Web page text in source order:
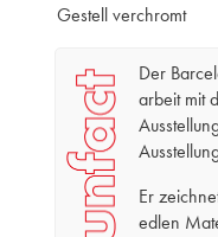
Gestell verchromt
Der
arbeit mit
Er
edlen